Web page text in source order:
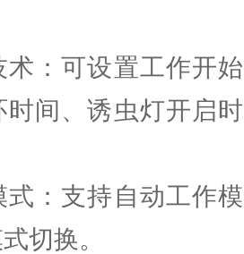
可设置工作开始
时间、诱虫灯开启
支持自动工作模
切换。